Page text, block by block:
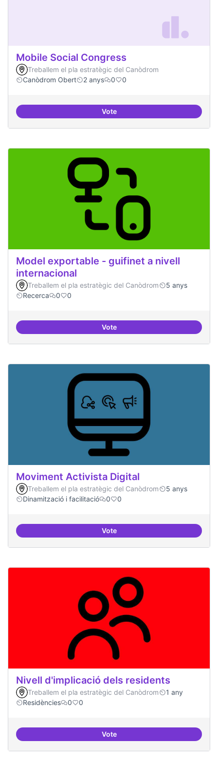
Mobile Social Congress
Treballem el pla estratègic del Canòdrom
Canòdrom Obert
2 anys 0 0
VoteMobile Social Congress
Model exportable - guifinet a nivell
internacional
Treballem el pla estratègic del Canòdrom
5 anys
Recerca
0 0
VoteModel exportable - guifinet a
Moviment Activista Digital
Treballem el pla estratègic del Canòdrom
5 anys
Dinamització i facilitació
0 0
VoteMoviment Activista Digital
Nivell d'implicació dels residents
Treballem el pla estratègic del Canòdrom
1 any
Residències
0 0
VoteNivell d'implicació dels residents